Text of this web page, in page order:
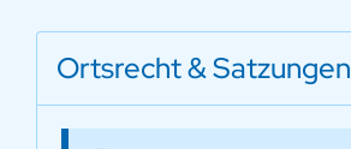
Ortsrecht & Satzungen